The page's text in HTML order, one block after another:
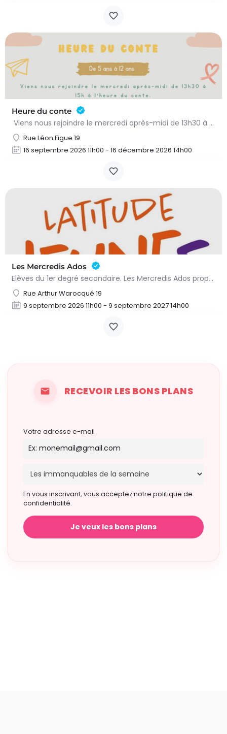
Heure du conte
Viens nous rejoindre le mercredi après-midi de 13h30 à 15h à l’heure du conte. On y lit des histoires…
Rue Léon Figue 19
16 septembre 2026 11h00 - 16 décembre 2026 14h00
Les Mercredis Ados
Elèves du 1er degré secondaire. Les Mercredis Ados proposent, aux jeunes, un accompagnement scolaire et une…
Rue Arthur Warocqué 19
9 septembre 2026 11h00 - 9 septembre 2027 14h00
RECEVOIR LES BONS PLANS
Votre adresse e-mail
En vous inscrivant, vous acceptez notre politique de
confidentialité.